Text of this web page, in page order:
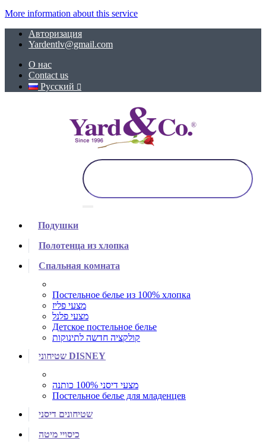
More information about this service
Авторизация
Yardentlv@gmail.com
О нас
Contact us
Русский
Подушки
Полотенца из хлопка
Спальная комната
Постельное белье из 100% хлопка
מצעי פליז
מצעי פלנל
Детское постельное белье
קולקציה חדשה לתינוקות
שטיחוני DISNEY
מצעי דיסני 100% כותנה
Постельное белье для младенцев
שטיחונים דיסני
כיסויי מיטה